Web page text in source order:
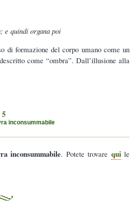
e quindi organa poi
di formazione del corpo umano come un
come “ombra”. Dall’illusione alla
inconsummabile
inconsummabile. Potete trovare quile